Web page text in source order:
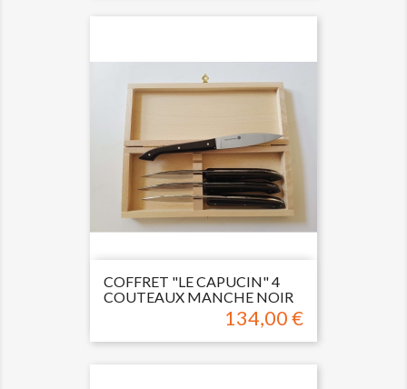
COFFRET "LE CAPUCIN" 4
COUTEAUX MANCHE NOIR
Prix
134,00 €